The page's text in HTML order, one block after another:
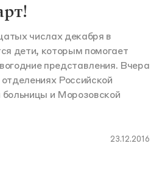
числах декабря в
дети, которым помогает
представления. Вчера
Российской
больницы и Морозовской
23.12.2016